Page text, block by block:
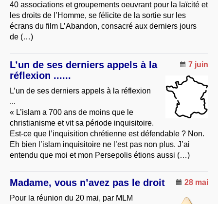
40 associations et groupements oeuvrant pour la laïcité et
les droits de l’Homme, se félicite de la sortie sur les
écrans du film L’Abandon, consacré aux derniers jours
de (…)
7 juin
L’un de ses derniers appels à la
réflexion ......
L’un de ses derniers appels à la réflexion
...
« L’islam a 700 ans de moins que le
christianisme et vit sa période inquisitoire.
Est-ce que l’inquisition chrétienne est défendable ? Non.
Eh bien l’islam inquisitoire ne l’est pas non plus. J’ai
entendu que moi et mon Persepolis étions aussi (…)
28 mai
Madame, vous n’avez pas le droit
Pour la réunion du 20 mai, par MLM